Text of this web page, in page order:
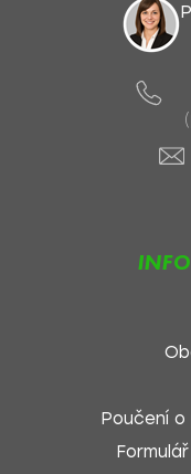
Poučení o